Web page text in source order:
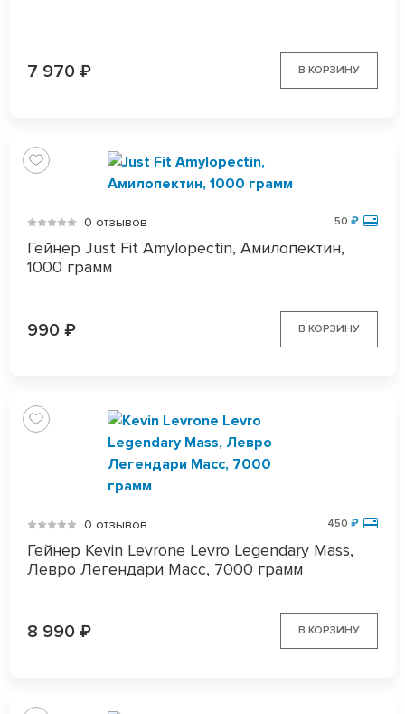
7 970 ₽ В КОРЗИНУ
0 отзывов 50 ₽
Гейнер Just Fit Amylopectin, Амилопектин,
1000 грамм
990 ₽ В КОРЗИНУ
0 отзывов 450 ₽
Гейнер Kevin Levrone Levro Legendary Mass,
Левро Легендари Масс, 7000 грамм
8 990 ₽ В КОРЗИНУ